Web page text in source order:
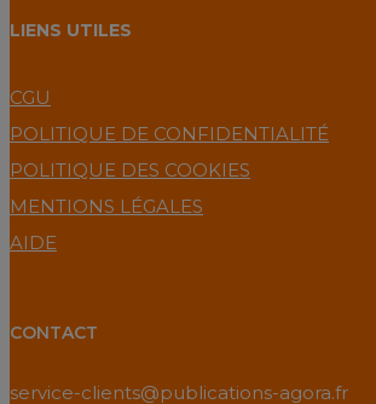
LIENS UTILES
CGU
POLITIQUE DE CONFIDENTIALITÉ
POLITIQUE DES COOKIES
MENTIONS LÉGALES
AIDE
CONTACT
service-clients@publications-agora.fr